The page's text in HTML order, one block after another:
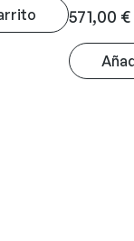
571,00 €